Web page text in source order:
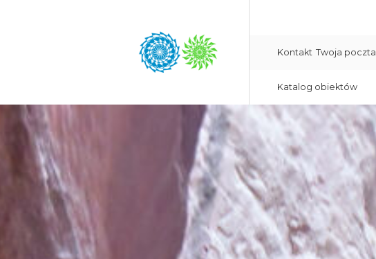
Kontakt Twoja poczta
Katalog obiektów